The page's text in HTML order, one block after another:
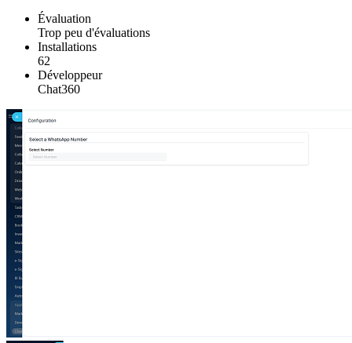
Évaluation
Trop peu d'évaluations
Installations
62
Développeur
Chat360